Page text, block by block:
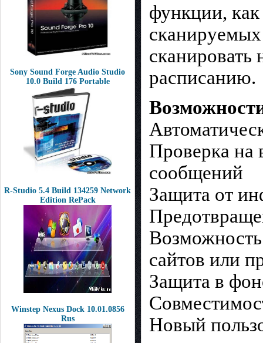
Sony Sound Forge Audio Studio
10.0 Build 176 Portable
R-Studio 5.4 Build 134259 Network
Edition RePack
Winstep Nexus Dock 10.01.0856
Rus
функции,
сканируемых
сканировать
расписанию.
Проверка на
сообщений
Защита от
сайтов или
Защита в
Новый